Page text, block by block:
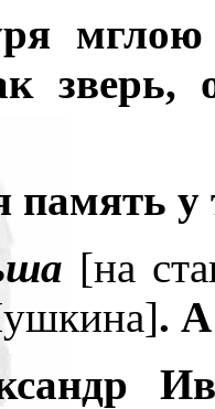
зверь,
память у
[на
. А